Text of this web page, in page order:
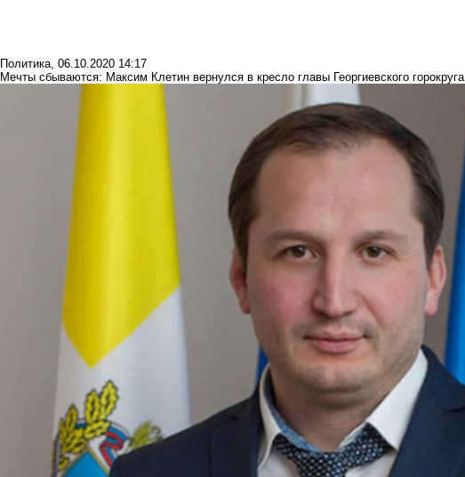
Политика, 06.10.2020 14:17
Мечты сбываются: Максим Клетин вернулся в кресло главы Георгиевского горокруга